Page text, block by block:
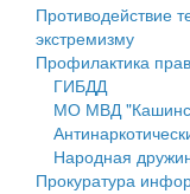
Деятельность МУ
Нормативы
Правила
Генеральные
Противодействие
экстремизму
Профилактика
ГИБДД
МО МВД
Народная
Прокуратура